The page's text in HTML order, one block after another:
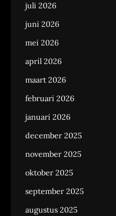
juli 2026
juni 2026
mei 2026
april 2026
maart 2026
februari 2026
januari 2026
december 2025
november 2025
oktober 2025
september 2025
augustus 2025